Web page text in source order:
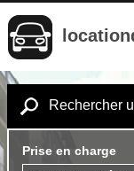
Rechercher
Prise en charge